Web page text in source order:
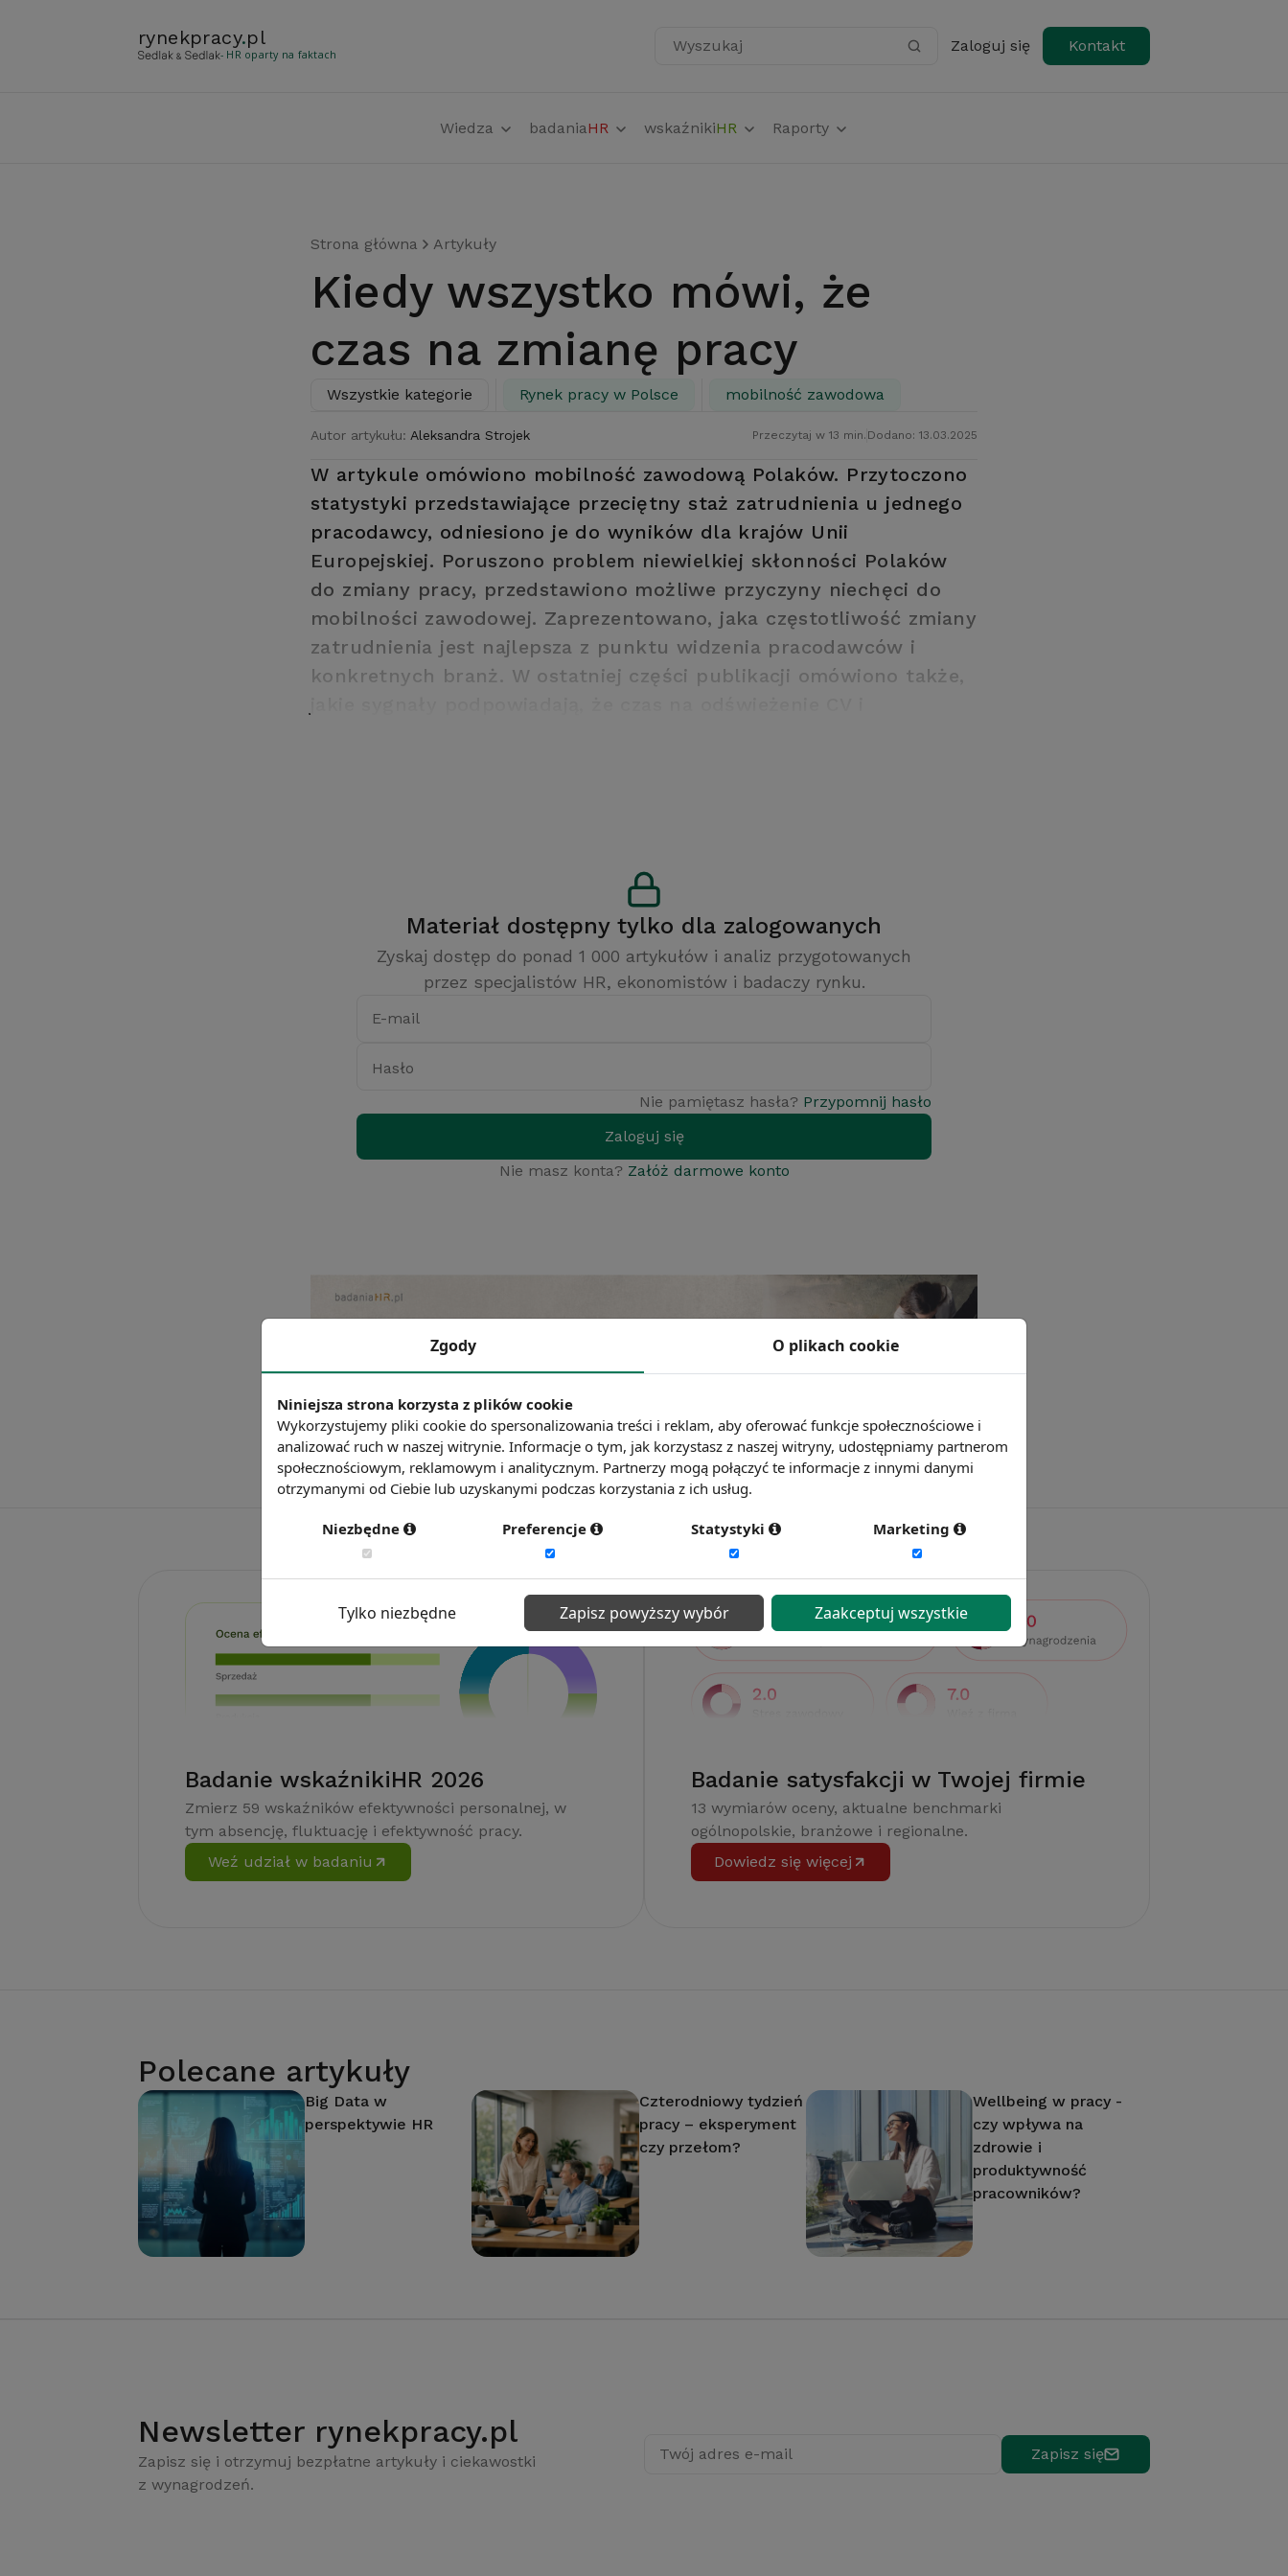
rynekpracy.pl
- HR oparty na faktach Wyszukaj Zaloguj się Kontakt
Wiedza badaniaHR wskaźnikiHR Raporty
Strona główna Artykuły
Kiedy wszystko mówi, że
czas na zmianę pracy
Wszystkie kategorie Rynek pracy w Polsce mobilność zawodowa
Autor artykułu: Aleksandra Strojek Przeczytaj w 13 min. Dodano: 13.03.2025
W artykule omówiono mobilność zawodową Polaków. Przytoczono
statystyki przedstawiające przeciętny staż zatrudnienia u jednego
pracodawcy, odniesiono je do wyników dla krajów Unii
Europejskiej. Poruszono problem niewielkiej skłonności Polaków
do zmiany pracy, przedstawiono możliwe przyczyny niechęci do
mobilności zawodowej. Zaprezentowano, jaka częstotliwość zmiany
zatrudnienia jest najlepsza z punktu widzenia pracodawców i
konkretnych branż. W ostatniej części publikacji omówiono także,
Materiał dostępny tylko dla zalogowanych
Zyskaj dostęp do ponad 1 000 artykułów i analiz przygotowanych
przez specjalistów HR, ekonomistów i badaczy rynku.
E-mail
Hasło
Nie pamiętasz hasła? Przypomnij hasło
Zaloguj się
Nie masz konta? Załóż darmowe konto
Badanie wskaźnikiHR 2026
Zmierz 59 wskaźników efektywności personalnej, w
tym absencję, fluktuację i efektywność pracy.
Weź udział w badaniu
Badanie satysfakcji w Twojej firmie
13 wymiarów oceny, aktualne benchmarki
ogólnopolskie, branżowe i regionalne.
Dowiedz się więcej
Polecane artykuły
Big Data w
perspektywie HR
Czterodniowy tydzień
pracy – eksperyment
czy przełom?
Wellbeing w pracy -
czy wpływa na
zdrowie i
produktywność
pracowników?
Newsletter rynekpracy.pl
Zapisz się i otrzymuj bezpłatne artykuły i ciekawostki
z wynagrodzeń.
Twój adres e-mail Zapisz się
Zgody O plikach cookie
Niniejsza strona korzysta z plików cookie
Wykorzystujemy pliki cookie do spersonalizowania treści i reklam, aby oferować funkcje społecznościowe i
analizować ruch w naszej witrynie. Informacje o tym, jak korzystasz z naszej witryny, udostępniamy partnerom
społecznościowym, reklamowym i analitycznym. Partnerzy mogą połączyć te informacje z innymi danymi
otrzymanymi od Ciebie lub uzyskanymi podczas korzystania z ich usług.
Niezbędne Preferencje Statystyki Marketing
Tylko niezbędne Zapisz powyższy wybór Zaakceptuj wszystkie